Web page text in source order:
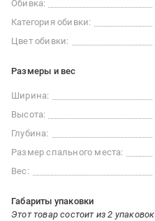
Обивка:
Категория обивки:
Цвет обивки:
Размеры и вес
Ширина:
Высота:
Глубина:
Размер спального места:
Вес:
Габариты упаковки
Этот товар состоит из 2 упаковок